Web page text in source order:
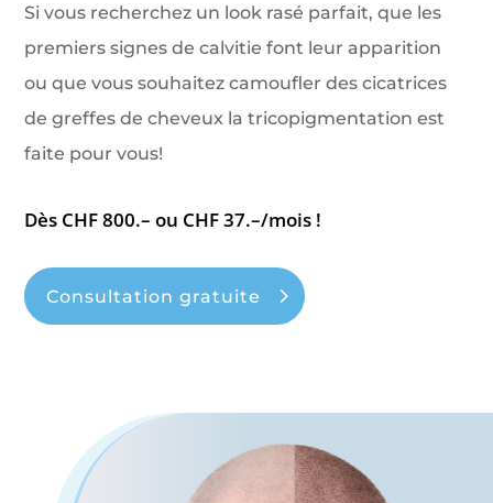
Si vous recherchez un look rasé parfait, que les
premiers signes de calvitie font leur apparition
ou que vous souhaitez camoufler des cicatrices
de greffes de cheveux la tricopigmentation est
faite pour vous!
Dès CHF 800.– ou CHF 37.–/mois !
Consultation gratuite